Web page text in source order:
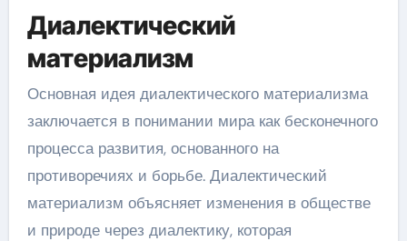
Диалектический
материализм
Основная идея диалектического материализма
заключается в понимании мира как бесконечного
процесса развития, основанного на
противоречиях и борьбе. Диалектический
материализм объясняет изменения в обществе
и природе через диалектику, которая